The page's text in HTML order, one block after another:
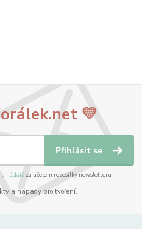
💛
Přihlásit se
údajůza účelem rozesílky newsletteru.
a nápady pro tvoření.